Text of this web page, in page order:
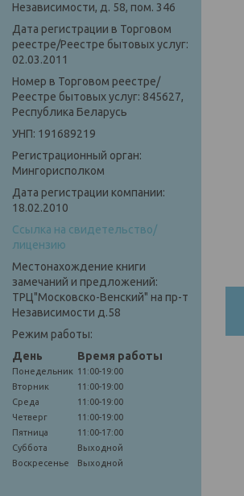
Независимости, д. 58, пом. 346
Дата регистрации в Торговом
реестре/Реестре бытовых услуг:
02.03.2011
Номер в Торговом реестре/
Реестре бытовых услуг: 845627,
Республика Беларусь
УНП: 191689219
Регистрационный орган:
Мингорисполком
Дата регистрации компании:
18.02.2010
Ссылка на свидетельство/
лицензию
Местонахождение книги
замечаний и предложений:
ТРЦ"Московско-Венский" на пр-т
Независимости д.58
Режим работы:
День
Время работы
Понедельник 11:00-19:00
Вторник
11:00-19:00
Среда
11:00-19:00
Четверг
11:00-19:00
Пятница
11:00-17:00
Суббота
Выходной
Воскресенье
Выходной